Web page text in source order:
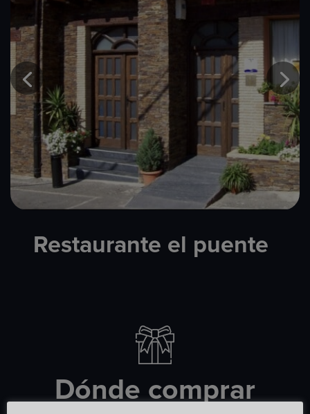
Restaurante el puente​
Dónde comprar